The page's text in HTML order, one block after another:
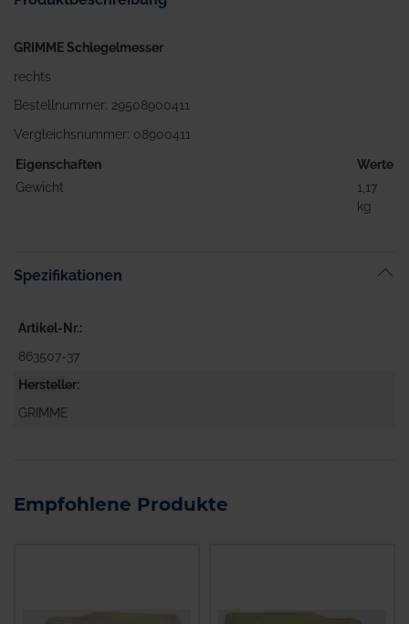
GRIMME Schlegelmesser
rechts
Bestellnummer: 29508900411
Vergleichsnummer: 08900411
Eigenschaften
Werte
Gewicht
1,17
kg
Spezifikationen
Artikel-Nr.
863507-37
Hersteller
GRIMME
Empfohlene Produkte